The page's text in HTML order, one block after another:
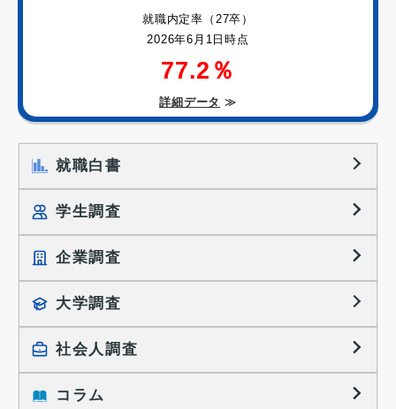
就職内定率（27卒）
2026年6月1日時点
77.2％
詳細データ ≫
就職白書
学生調査
就職プロセス調査
就職活動TOPICS
大学生の実態調査
働きたい組織の特徴
大学生の地域間移動レポート
企業調査
採用に関する調査
採用活動に関するレポート
大学調査
社会人調査
就職活動と入社後の就業
コラム